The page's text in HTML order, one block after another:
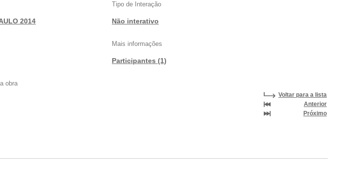
2014
obra
Tipo de Interação
Não interativo
Mais informações
Participantes (1)
Voltar para a lista
Anterior
Próximo